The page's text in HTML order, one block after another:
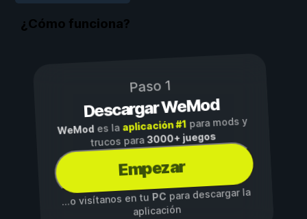
¿Cómo funciona?
Paso 1
Descargar WeMod
WeMod es la aplicación #1para mods y
trucos para3000+ juegos
Empezar
...o visítanos en tuPCpara descargar la
aplicación